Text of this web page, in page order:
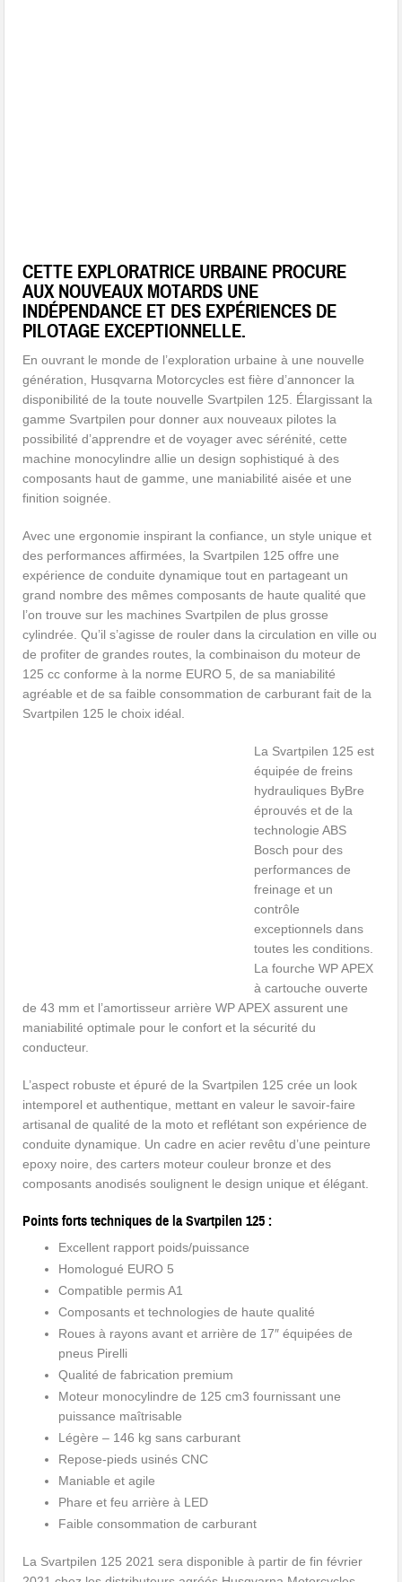
CETTE EXPLORATRICE URBAINE PROCURE
AUX NOUVEAUX MOTARDS UNE
INDÉPENDANCE ET DES EXPÉRIENCES DE
PILOTAGE EXCEPTIONNELLE.
En ouvrant le monde de l’exploration urbaine à une nouvelle
génération, Husqvarna Motorcycles est fière d’annoncer la
disponibilité de la toute nouvelle Svartpilen 125. Élargissant la
gamme Svartpilen pour donner aux nouveaux pilotes la
possibilité d’apprendre et de voyager avec sérénité, cette
machine monocylindre allie un design sophistiqué à des
composants haut de gamme, une maniabilité aisée et une
finition soignée.
Avec une ergonomie inspirant la confiance, un style unique et
des performances affirmées, la Svartpilen 125 offre une
expérience de conduite dynamique tout en partageant un
grand nombre des mêmes composants de haute qualité que
l’on trouve sur les machines Svartpilen de plus grosse
cylindrée. Qu’il s’agisse de rouler dans la circulation en ville ou
de profiter de grandes routes, la combinaison du moteur de
125 cc conforme à la norme EURO 5, de sa maniabilité
agréable et de sa faible consommation de carburant fait de la
Svartpilen 125 le choix idéal.
La Svartpilen 125 est
équipée de freins
hydrauliques ByBre
éprouvés et de la
technologie ABS
Bosch pour des
performances de
freinage et un
contrôle
exceptionnels dans
toutes les conditions.
La fourche WP APEX
à cartouche ouverte
de 43 mm et l’amortisseur arrière WP APEX assurent une
maniabilité optimale pour le confort et la sécurité du
conducteur.
L’aspect robuste et épuré de la Svartpilen 125 crée un look
intemporel et authentique, mettant en valeur le savoir-faire
artisanal de qualité de la moto et reflétant son expérience de
conduite dynamique. Un cadre en acier revêtu d’une peinture
epoxy noire, des carters moteur couleur bronze et des
composants anodisés soulignent le design unique et élégant.
Points forts techniques de la Svartpilen 125 :
Excellent rapport poids/puissance
Homologué EURO 5
Compatible permis A1
Composants et technologies de haute qualité
Roues à rayons avant et arrière de 17″ équipées de
pneus Pirelli
Qualité de fabrication premium
Moteur monocylindre de 125 cm3 fournissant une
puissance maîtrisable
Légère – 146 kg sans carburant
Repose-pieds usinés CNC
Maniable et agile
Phare et feu arrière à LED
Faible consommation de carburant
La Svartpilen 125 2021 sera disponible à partir de fin février